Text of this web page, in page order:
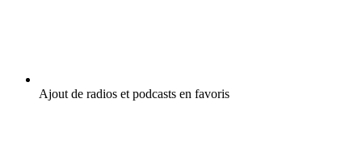
Ajout de radios et podcasts en favoris